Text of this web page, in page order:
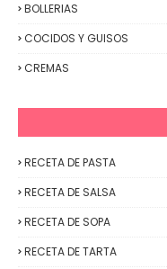
BOLLERIAS
COCIDOS Y GUISOS
CREMAS
RECETA DE PASTA
RECETA DE SALSA
RECETA DE SOPA
RECETA DE TARTA